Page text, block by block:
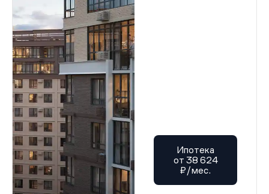
Ипотека
от 38 624
₽/мес.